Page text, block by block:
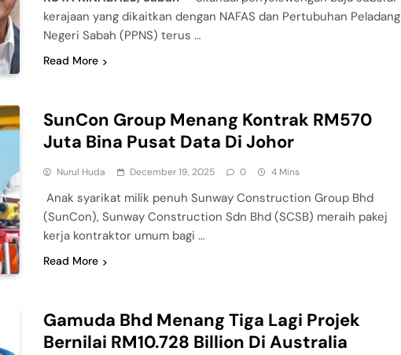
kerajaan yang dikaitkan dengan NAFAS dan Pertubuhan Peladang
Negeri Sabah (PPNS) terus …
Read More
SunCon Group Menang Kontrak RM570
Juta Bina Pusat Data Di Johor
Nurul Huda December 19, 2025 0 4 Mins
Anak syarikat milik penuh Sunway Construction Group Bhd
(SunCon), Sunway Construction Sdn Bhd (SCSB) meraih pakej
kerja kontraktor umum bagi …
Read More
Gamuda Bhd Menang Tiga Lagi Projek
Bernilai RM10.728 Billion Di Australia